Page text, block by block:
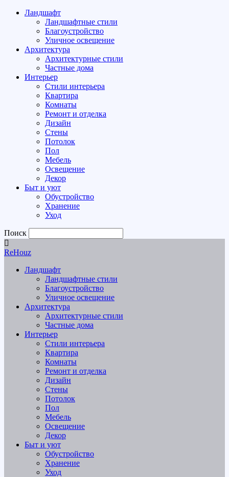
Ландшафт
Ландшафтные стили
Благоустройство
Уличное освещение
Архитектура
Архитектурные стили
Частные дома
Интерьер
Стили интерьера
Квартира
Комнаты
Ремонт и отделка
Дизайн
Стены
Потолок
Пол
Мебель
Освещение
Декор
Быт и уют
Обустройство
Хранение
Уход
Поиск
ReHouz
Ландшафт
Ландшафтные стили
Благоустройство
Уличное освещение
Архитектура
Архитектурные стили
Частные дома
Интерьер
Стили интерьера
Квартира
Комнаты
Ремонт и отделка
Дизайн
Стены
Потолок
Пол
Мебель
Освещение
Декор
Быт и уют
Обустройство
Хранение
Уход